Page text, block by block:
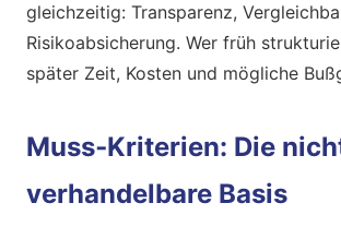
gleichzeitig: Transparenz,
Risikoabsicherung. Wer früh
später Zeit, Kosten und mögliche
Muss‑Kriterien: Die
verhandelbare Basis